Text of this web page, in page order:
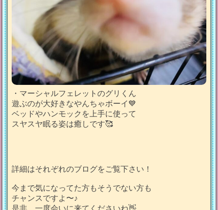
・マーシャルフェレットのグリくん
遊ぶのが大好きなやんちゃボーイ💙
ベッドやハンモックを上手に使って
スヤスヤ眠る姿は癒しです🥰
詳細はそれぞれのブログをご覧下さい！
今まで気になってた方もそうでない方も
チャンスですよ〜♪
是非、一度会いに来てくださいね👋